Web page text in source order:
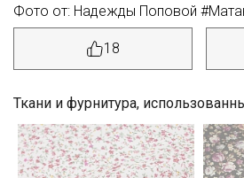
Фото от: Надежды Поповой
18
Ткани и фурнитура,